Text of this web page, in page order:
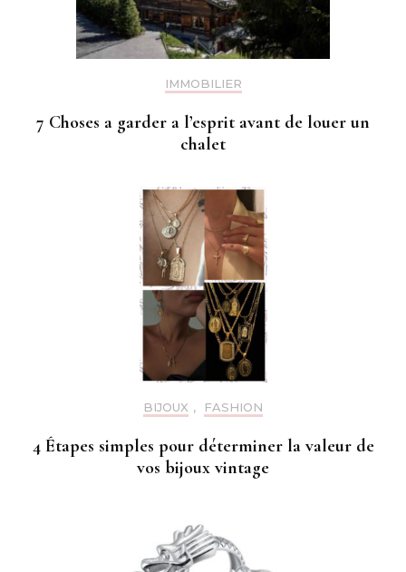
IMMOBILIER
7 Choses a garder a l’esprit avant de louer un
chalet
BIJOUX , FASHION
4 Étapes simples pour déterminer la valeur de
vos bijoux vintage